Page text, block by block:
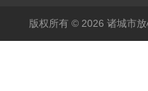
版权所有 © 2026 诸城市